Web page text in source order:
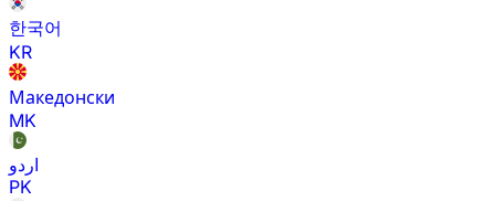
한국어
KR
Македонски
MK
اردو
PK